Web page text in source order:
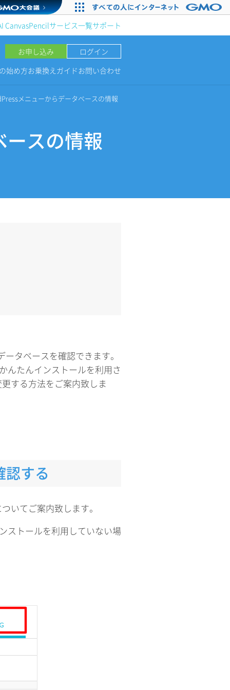
CanvasPencilサービス一覧サポート
お申し込み
ログイン
始め方お乗換えガイドお問い合わせ
メニューからデータベースの情報
スの情報
タベースを確認できます。
んたんインストールを利用さ
する方法をご案内致しま
認する
いてご案内致します。
ストールを利用していない場